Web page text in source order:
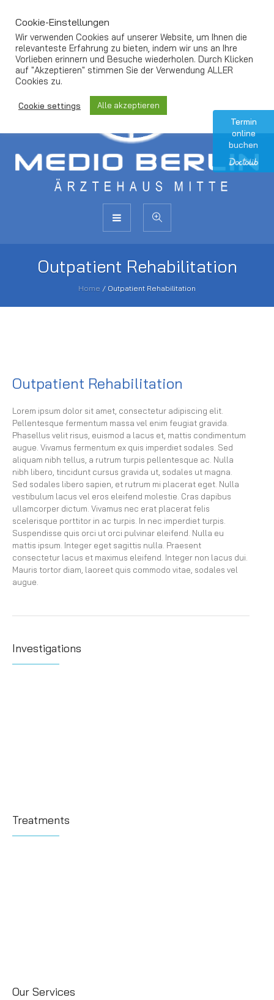
Termin
online
buchen
Outpatient Rehabilitation
Home / Outpatient Rehabilitation
Outpatient Rehabilitation
Lorem ipsum dolor sit amet, consectetur adipiscing elit.
Pellentesque fermentum massa vel enim feugiat gravida.
Phasellus velit risus, euismod a lacus et, mattis condimentum
augue. Vivamus fermentum ex quis imperdiet sodales. Sed
aliquam nibh tellus, a rutrum turpis pellentesque ac. Nulla
nibh libero, tincidunt cursus gravida ut, sodales ut magna.
Sed sodales libero sapien, et rutrum mi placerat eget. Nulla
vestibulum lacus vel eros eleifend molestie. Cras dapibus
ullamcorper dictum. Vivamus nec erat placerat felis
scelerisque porttitor in ac turpis. In nec imperdiet turpis.
Suspendisse quis orci ut orci pulvinar eleifend. Nulla eu
mattis ipsum. Integer eget sagittis nulla. Praesent
consectetur lacus et maximus eleifend. Integer non lacus dui.
Mauris tortor diam, laoreet quis commodo vitae, sodales vel
augue.
Investigations
Treatments
Our Services
Cookie-Einstellungen
Wir verwenden Cookies auf unserer Website, um Ihnen die
relevanteste Erfahrung zu bieten, indem wir uns an Ihre
Vorlieben erinnern und Besuche wiederholen. Durch Klicken
auf "Akzeptieren" stimmen Sie der Verwendung ALLER
Cookies zu.
Cookie settings Alle akzeptieren